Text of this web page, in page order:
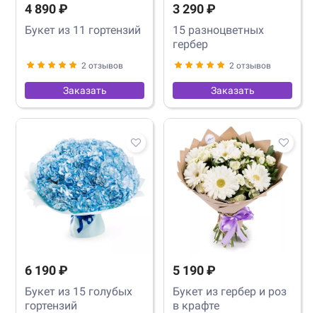
4 890 ₽
Букет из 11 гортензий
2 отзывов
Заказать
3 290 ₽
15 разноцветных
гербер
2 отзывов
Заказать
6 190 ₽
Букет из 15 голубых
гортензий
5 190 ₽
Букет из гербер и роз
в крафте